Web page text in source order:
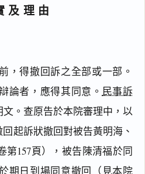
及理由
，得撤回訴之全部或一部。
論者，應得其同意。 民事訴
文。查原告於本院審理中，以
起訴狀撤回對被告黃明海、
第157頁），被告陳清福於同
期日到場同意撤回（見本院